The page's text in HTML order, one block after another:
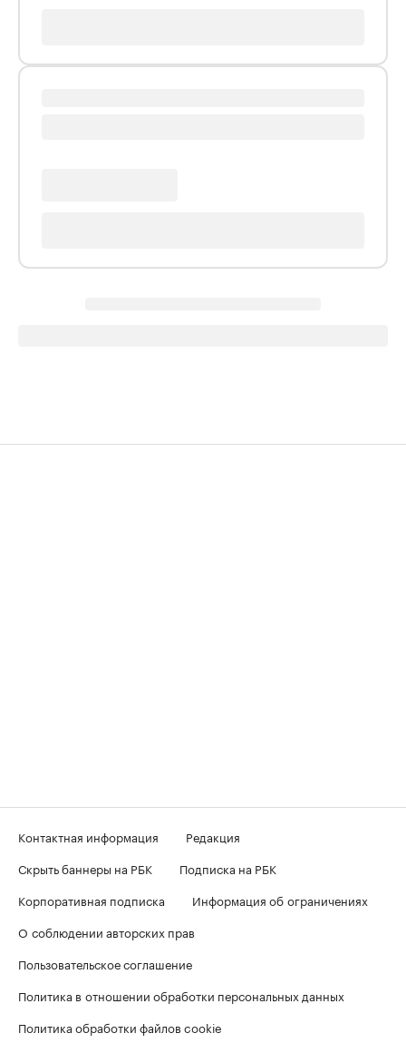
Контактная информация
Редакция
Скрыть баннеры на РБК
Подписка на РБК
Корпоративная подписка
Информация об ограничениях
О соблюдении авторских прав
Пользовательское соглашение
Политика в отношении обработки персональных данных
Политика обработки файлов cookie